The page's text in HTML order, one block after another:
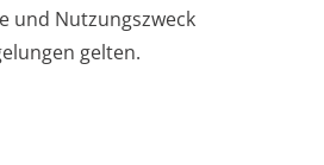
und Nutzungszweck
gelten.